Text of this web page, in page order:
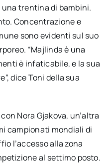
trentina di bambini.
Concentrazione e
sono evidenti sul suo
“Majlinda è una
è infaticabile, e la sua
dice Toni della sua
Nora Gjakova, un’altra
campionati mondiali di
l’accesso alla zona
al settimo posto.